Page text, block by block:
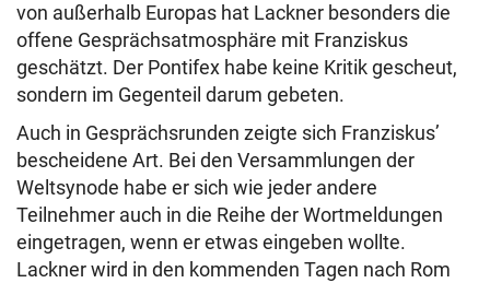
von außerhalb Europas hat Lackner besonders die
offene Gesprächsatmosphäre mit Franziskus
geschätzt. Der Pontifex habe keine Kritik gescheut,
sondern im Gegenteil darum gebeten.
Auch in Gesprächsrunden zeigte sich Franziskus’
bescheidene Art. Bei den Versammlungen der
Weltsynode habe er sich wie jeder andere
Teilnehmer auch in die Reihe der Wortmeldungen
eingetragen, wenn er etwas eingeben wollte.
Lackner wird in den kommenden Tagen nach Rom